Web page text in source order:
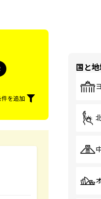
を追加
国と